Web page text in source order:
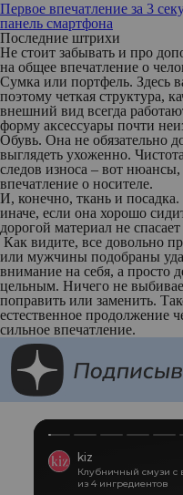
Первое впечатление за 3
панель смартфона
Последние штрихи
Не стоит забывать и про
на общее впечатление о
Сумка или портфель. Здесь
поэтому четкая структура,
внешний вид всегда
форму аксессуары почти
Обувь. Она не обязательно
выглядеть ухоженно.
следов износа – вот
впечатление о носителе.
И, конечно, ткань и посадка.
иначе, если она хорошо
дорогой материал не
Как видите, все довольно
или мужчины подобраны
внимание на себя, а просто
цельным. Ничего не
поправить или заменить.
естественное продолжение
сильное впечатление.